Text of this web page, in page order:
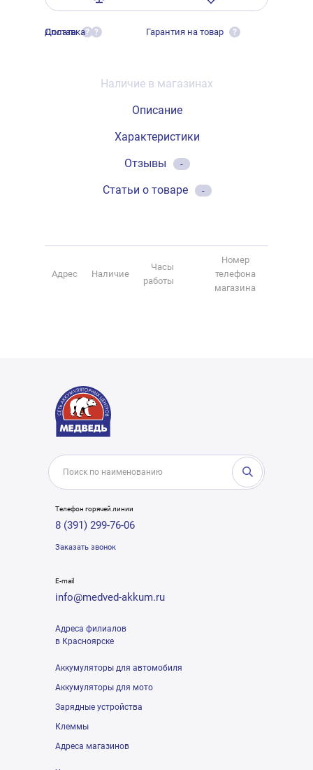
Оплата ?
Доставка ? Гарантия на товар ?
Наличие в магазинах
Описание
Характеристики
Отзывы
-
Статьи о товаре -
Адрес Наличие
Часы
работы
Номер
телефона
магазина
Телефон горячей линии
8 (391) 299-76-06
Заказать звонок
E-mail
info@medved-akkum.ru
Адреса филиалов
в Красноярске
Аккумуляторы для автомобиля
Аккумуляторы для мото
Зарядные устройства
Клеммы
Адреса магазинов